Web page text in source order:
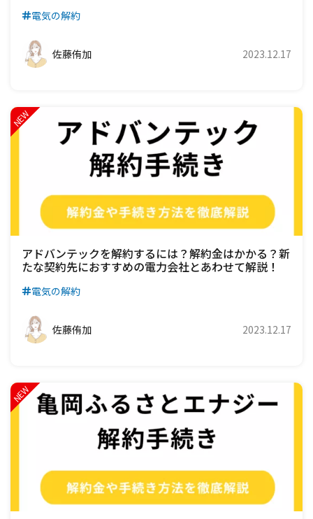
電気の解約
佐藤侑加 2023.12.17
アドバンテックを解約するには？解約金はかかる？新
たな契約先におすすめの電力会社とあわせて解説！
電気の解約
佐藤侑加 2023.12.17